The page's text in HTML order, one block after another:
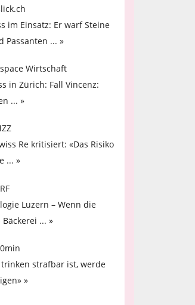
im Einsatz: Er warf Steine
Passanten ... »
in Zürich: Fall Vincenz:
... »
Re kritisiert: «Das Risiko
... »
Luzern – Wenn die
... »
trinken strafbar ist, werde
»